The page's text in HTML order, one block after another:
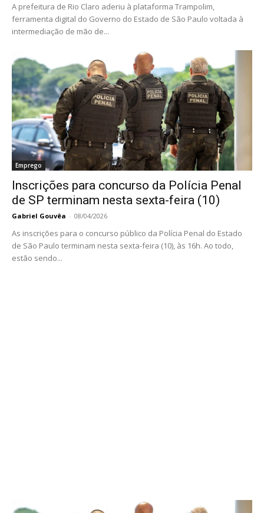
A prefeitura de Rio Claro aderiu à plataforma Trampolim,
ferramenta digital do Governo do Estado de São Paulo voltada à
intermediação de mão de...
Emprego
Inscrições para concurso da Polícia Penal
de SP terminam nesta sexta-feira (10)
Gabriel Gouvêa - 08/04/2026
As inscrições para o concurso público da Polícia Penal do Estado
de São Paulo terminam nesta sexta-feira (10), às 16h. Ao todo,
estão sendo...